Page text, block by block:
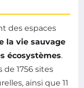
des espaces
la vie sauvage
écosystèmes.
1756 sites
ainsi que 11